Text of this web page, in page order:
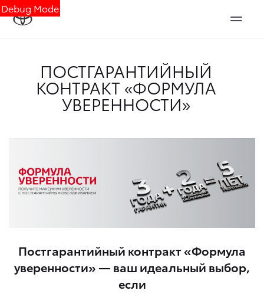
Debug Mode
ПОСТГАРАНТИЙНЫЙ
КОНТРАКТ «ФОРМУЛА
УВЕРЕННОСТИ»
Постгарантийный контракт «Формула
уверенности» — ваш идеальный выбор,
если